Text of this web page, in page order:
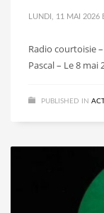
LUNDI, 11 MAI 2026
Radio courtoisie
Pascal – Le 8 mai
PUBLISHED IN